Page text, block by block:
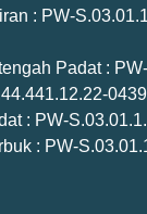
: PW-
Padat : PW-
0439
: PW-
: PW-